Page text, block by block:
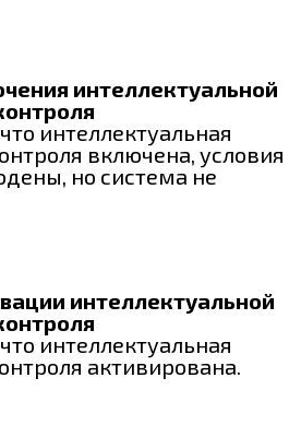
интеллектуальной
интеллектуальная
включена, условия
но система не
интеллектуальной
интеллектуальная
активирована.